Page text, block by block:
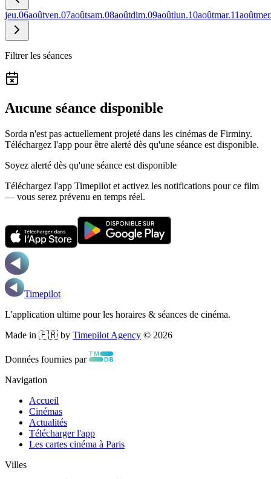
jeu.06aoûtven.07aoûtsam.08aoûtdim.09aoûtlun.10aoûtmar.11août
Filtrer les séances
Aucune séance disponible
Sorda n'est pas actuellement projeté dans les cinémas de Firminy.
Téléchargez l'app pour être alerté dès qu'une séance est disponible.
Soyez alerté dès qu'une séance est disponible
Téléchargez l'app Timepilot et activez les notifications pour ce film
— vous serez prévenu en temps réel.
Timepilot
L'application ultime pour les horaires & séances de cinéma.
Made in 🇫🇷 by Timepilot Agency © 2026
Données fournies par
Navigation
Accueil
Cinémas
Actualités
Télécharger l'app
Les cartes cinéma à Paris
Villes